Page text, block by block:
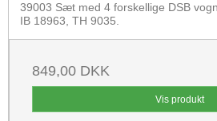
39003 Sæt med 4 forskellige DSB
IB 18963, TH 9035.
849,00 DKK
Vis produkt